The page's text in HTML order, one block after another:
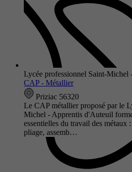
Lycée professionnel Saint-
CAP - Métallier
Priziac 56320
Le CAP métallier proposé par le
Michel - Apprentis d'Auteuil
essentielles du travail des métaux
pliage, assemb…